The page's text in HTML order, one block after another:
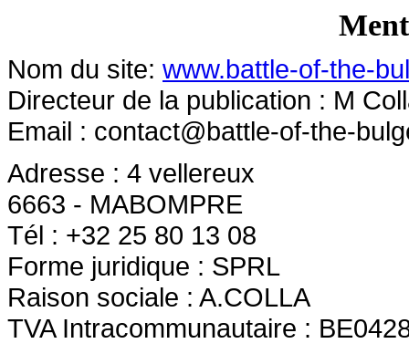
Nom du site: www.battle-of-the-
Directeur de la publication : M
Email : contact@battle-of-the-
Adresse : 4 vellereux
6663 - MABOMPRE
Tél : +32 25 80 13 08
Forme juridique : SPRL
Raison sociale : A.COLLA
TVA Intracommunautaire :